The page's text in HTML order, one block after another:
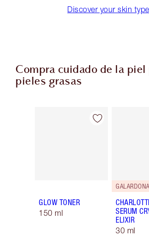
Discover your skin type
Compra cuidado de la piel
pieles grasas
Artículo 1 de 7
GLOW TONER
150 ml
SERUM
ELIXIR
30 ml